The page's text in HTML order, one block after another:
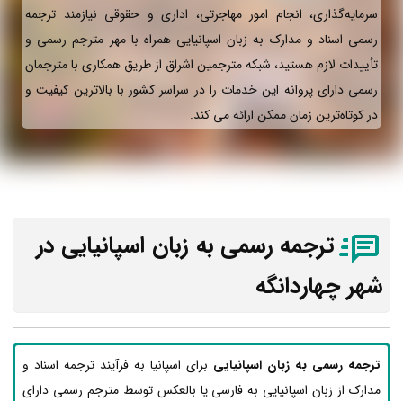
سرمایه‌گذاری، انجام امور مهاجرتی، اداری و حقوقی نیازمند ترجمه
رسمی اسناد و مدارک به زبان اسپانیایی همراه با مهر مترجم رسمی و
تأییدات لازم هستید، شبکه مترجمین اشراق از طریق همکاری با مترجمان
رسمی دارای پروانه این خدمات را در سراسر کشور با بالاترین کیفیت و
در کوتاه‌ترین زمان ممکن ارائه می‌ کند.
ترجمه رسمی به زبان اسپانیایی در
شهر چهاردانگه
ترجمه رسمی به زبان اسپانیایی برای اسپانیا به فرآیند ترجمه اسناد و
مدارک از زبان اسپانیایی به فارسی یا بالعکس توسط مترجم رسمی دارای